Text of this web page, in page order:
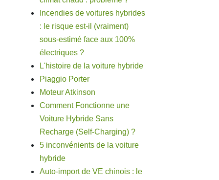
Incendies de voitures hybrides
: le risque est-il (vraiment)
sous-estimé face aux 100%
électriques ?
L'histoire de la voiture hybride
Piaggio Porter
Moteur Atkinson
Comment Fonctionne une
Voiture Hybride Sans
Recharge (Self-Charging) ?
5 inconvénients de la voiture
hybride
Auto-import de VE chinois : le